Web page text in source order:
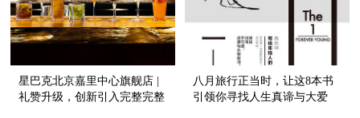
星巴克北京嘉里中心旗舰店 |
礼赞升级，创新引入完整完整
八月旅行正当时，让这8本书
引领你寻找人生真谛与大爱